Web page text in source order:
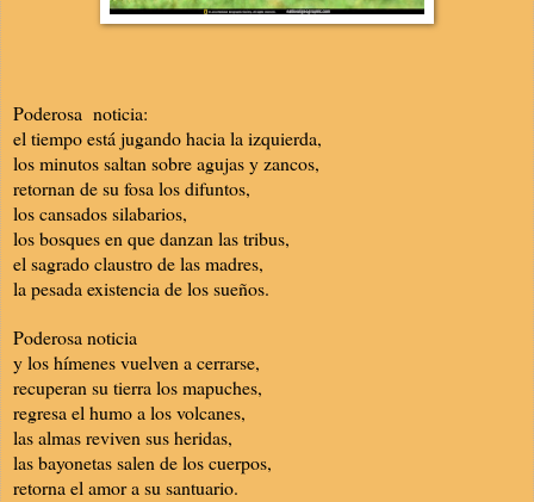
Poderosa noticia:
el tiempo está jugando hacia la izquierda,
los minutos saltan sobre agujas y zancos,
retornan de su fosa los difuntos,
los cansados silabarios,
los bosques en que danzan las tribus,
el sagrado claustro de las madres,
la pesada existencia de los sueños.
Poderosa noticia
y los hímenes vuelven a cerrarse,
recuperan su tierra los mapuches,
regresa el humo a los volcanes,
las almas reviven sus heridas,
las bayonetas salen de los cuerpos,
retorna el amor a su santuario.